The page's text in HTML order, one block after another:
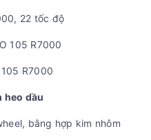
22 tốc độ
105 R7000
R7000
heo dầu
bằng hợp kim nhôm